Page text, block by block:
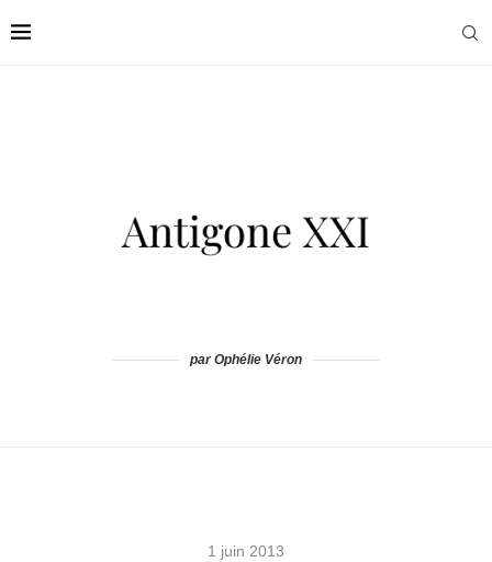
par Ophélie Véron
1 juin 2013